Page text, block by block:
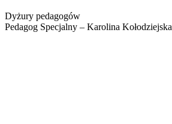
Dyżury pedagogów
Pedagog Specjalny – Karolina Kołodziejska